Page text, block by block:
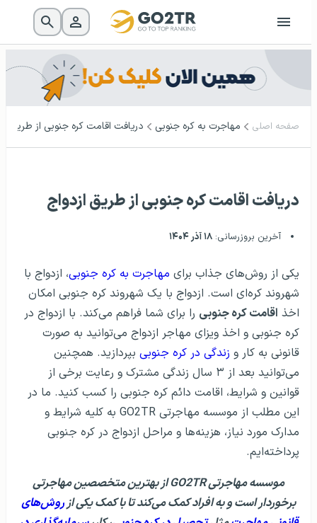
صفحه اصلی مهاجرت به کره جنوبی دریافت اقامت کره جنوبی از طریق
دریافت اقامت کره جنوبی از طریق ازدواج
آخرین بروزرسانی: ۱۸ آذر ۱۴۰۴
یکی از روش‌های جذاب برای مهاجرت به کره جنوبی، ازدواج با
شهروند کره‌ای است. ازدواج با یک شهروند کره جنوبی امکان
اخذ اقامت کره جنوبی را برای شما فراهم می‌کند. با ازدواج در
کره جنوبی و اخذ ویزای مهاجر ازدواج می‌توانید به صورت
قانونی به کار و زندگی در کره جنوبی بپردازید. همچنین
می‌توانید بعد از ۳ سال زندگی مشترک و رعایت برخی از
قوانین و شرایط، اقامت دائم کره جنوبی را کسب کنید. ما در
این مطلب از موسسه مهاجرتی GO2TR به کلیه شرایط و
مدارک مورد نیاز، هزینه‌ها و مراحل ازدواج در کره جنوبی
پرداخته‌ایم.
موسسه مهاجرتی GO2TR از بهترین متخصصین مهاجرتی
برخوردار است و به افراد کمک می‌کند تا با کمک یکی ازروش‌های